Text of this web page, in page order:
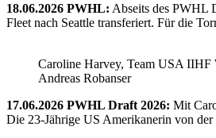
18.06.2026 PWHL: Abseits des PWHL
Fleet nach Seattle transferiert. Für die
Caroline Harvey, Team USA IIHF
Andreas Robanser
17.06.2026 PWHL Draft 2026: Mit
Die 23-Jährige US Amerikanerin von